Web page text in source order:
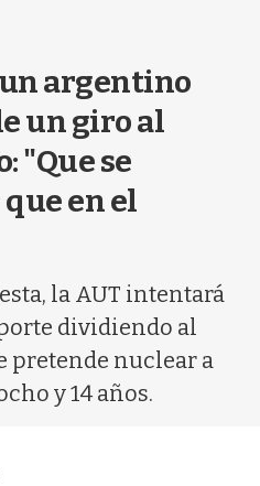
argentino
un giro al
"Que se
en el
la AUT intentará
dividiendo al
pretende nuclear a
y 14 años.